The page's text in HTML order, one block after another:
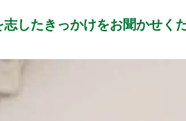
したきっかけをお聞かせく